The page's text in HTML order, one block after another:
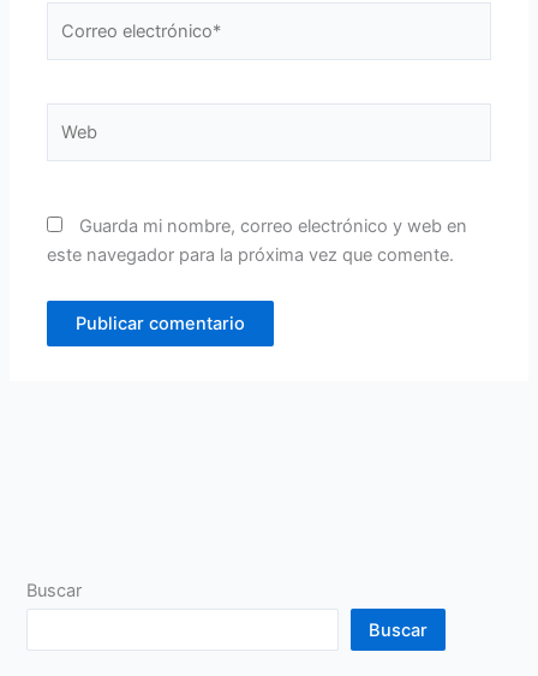
Guarda mi nombre, correo electrónico y web en
este navegador para la próxima vez que comente.
Buscar
Buscar